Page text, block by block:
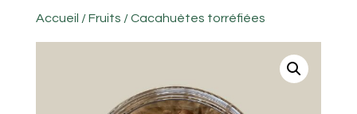
Accueil /Fruits / Cacahuètes torréfiées